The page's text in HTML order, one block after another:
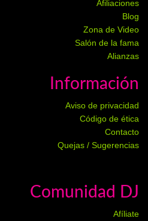
Afiliaciones
Blog
Zona de Video
Salón de la fama
Alianzas
Información
Aviso de privacidad
Código de ética
Contacto
Quejas / Sugerencias
Comunidad DJ
Afíliate